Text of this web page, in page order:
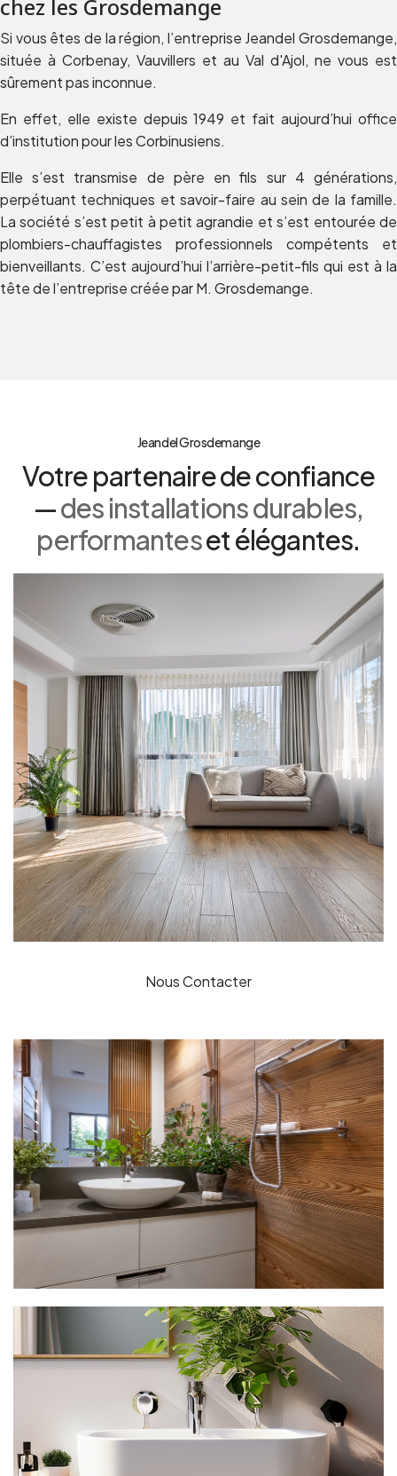
chez les Grosdemange
Si vous êtes de la région, l’entreprise Jeandel Grosdemange,
située à Corbenay, Vauvillers et au Val d'Ajol, ne vous est
sûrement pas inconnue.
En effet, elle existe depuis 1949 et fait aujourd’hui office
d’institution pour les Corbinusiens.
Elle s’est transmise de père en fils sur 4 générations,
perpétuant techniques et savoir-faire au sein de la famille.
La société s’est petit à petit agrandie et s’est entourée de
plombiers-chauffagistes professionnels compétents et
bienveillants. C’est aujourd’hui l’arrière-petit-fils qui est à la
tête de l’entreprise créée par M. Grosdemange.
Jeandel Grosdemange
Votre partenaire de confiance
—des installations durables,
performanteset élégantes.
Nous Contacter